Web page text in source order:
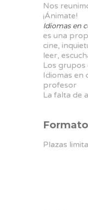
Nos
¡Ánimate!
Idiomas en
es una
cine,
leer,
Los grupos
Idiomas en
profesor
La falta de
Formato
Plazas